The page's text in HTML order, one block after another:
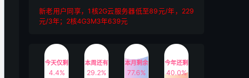
新老用户同享，1核2G云服务器低至89元/年，229
元/3年；2核4G3M3年639元
今天仅剩
4.4%
本周还有
29.2%
本月剩余
77.6%
今年还剩
40.0%